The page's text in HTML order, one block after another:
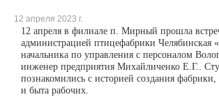
12 апреля 2023 г.
12 апреля в филиале п. Мирный прошла
администрацией птицефабрики Челябинская
начальника по управления с персоналом
инженер предприятия Михайличенко Е.Г..
познакомились с историей создания фабрики,
и быта рабочих.